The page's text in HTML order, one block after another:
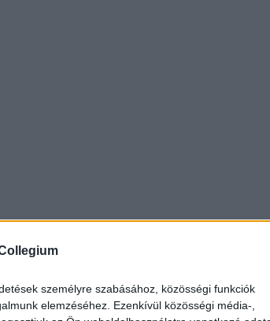
személyre szabásához, közösségi funkciók
elemzéséhez. Ezenkívül közösségi média-,